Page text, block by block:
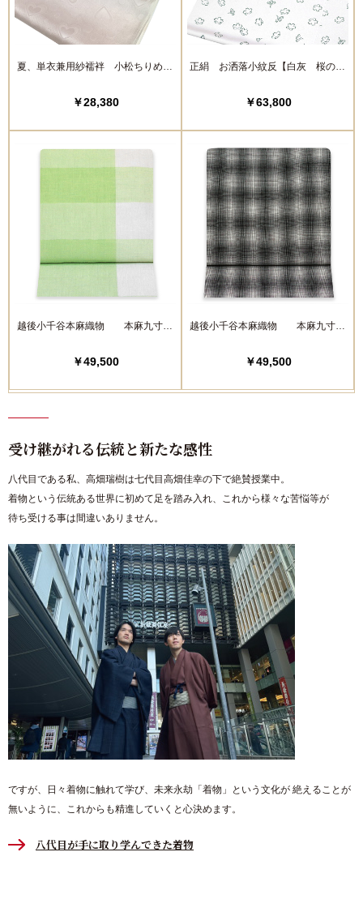
夏、単衣兼用紗襦袢 小松ちりめん
￥28,380
正絹 お洒落小紋反【白灰 桜の花
￥63,800
越後小千谷本麻織物 本麻九寸名
￥49,500
越後小千谷本麻織物 本麻九寸名
￥49,500
受け継がれる伝統と新たな感性
八代目である私、高畑瑞樹は七代目高畑佳幸の下で絶賛授業中。
着物という伝統ある世界に初めて足を踏み入れ、これから様々な苦悩等が
待ち受ける事は間違いありません。
ですが、日々着物に触れて学び、未来永劫「着物」という文化が 絶えることが
無いように、これからも精進していくと心決めます。
八代目が手に取り学んできた着物